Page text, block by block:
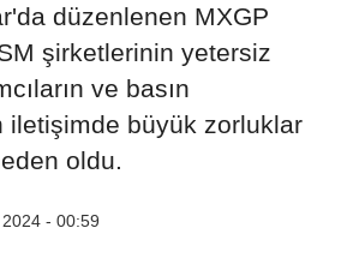
düzenlenen MXGP
şirketlerinin yetersiz
ve basın
iletişimde büyük zorluklar
oldu.
- 00:59